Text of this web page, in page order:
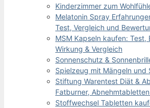
Kinderzimmer zum
Melatonin Spray
Test, Vergleich und
MSM Kapseln kaufen: Test,
Wirkung & Vergleich
Sonnenschutz &
Spielzeug mit Mängeln und
Stiftung Warentest Diät &
Fatburner,
Stoffwechsel Tabletten